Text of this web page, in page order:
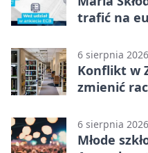
trafić na
6 sierpnia 2026
Konflikt w
zmienić
6 sierpnia 2026
Młode